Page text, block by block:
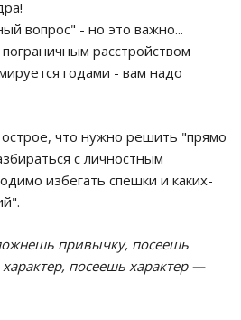
вопрос" - но это важно...
расстройством
годами - вам надо
что нужно решить "прямо
с личностным
избегать спешки и каких-
привычку, посеешь
посеешь характер —